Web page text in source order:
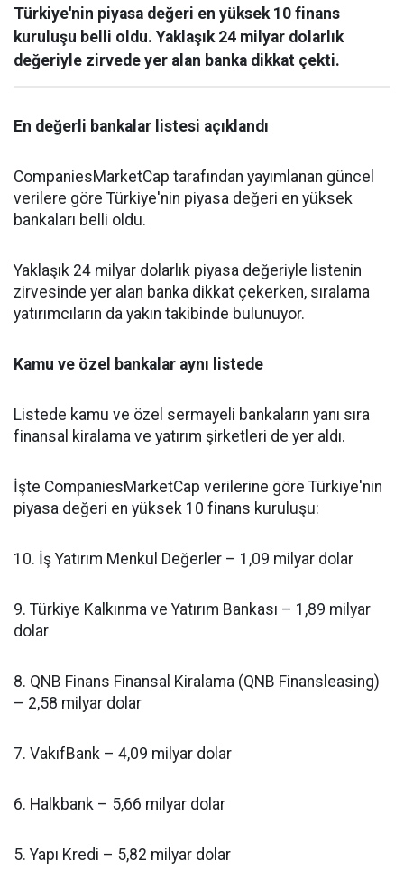
Türkiye'nin piyasa değeri en yüksek 10 finans
kuruluşu belli oldu. Yaklaşık 24 milyar dolarlık
değeriyle zirvede yer alan banka dikkat çekti.
En değerli bankalar listesi açıklandı
CompaniesMarketCap tarafından yayımlanan güncel
verilere göre Türkiye'nin piyasa değeri en yüksek
bankaları belli oldu.
Yaklaşık 24 milyar dolarlık piyasa değeriyle listenin
zirvesinde yer alan banka dikkat çekerken, sıralama
yatırımcıların da yakın takibinde bulunuyor.
Kamu ve özel bankalar aynı listede
Listede kamu ve özel sermayeli bankaların yanı sıra
finansal kiralama ve yatırım şirketleri de yer aldı.
İşte CompaniesMarketCap verilerine göre Türkiye'nin
piyasa değeri en yüksek 10 finans kuruluşu:
10. İş Yatırım Menkul Değerler – 1,09 milyar dolar
9. Türkiye Kalkınma ve Yatırım Bankası – 1,89 milyar
dolar
8. QNB Finans Finansal Kiralama (QNB Finansleasing)
– 2,58 milyar dolar
7. VakıfBank – 4,09 milyar dolar
6. Halkbank – 5,66 milyar dolar
5. Yapı Kredi – 5,82 milyar dolar